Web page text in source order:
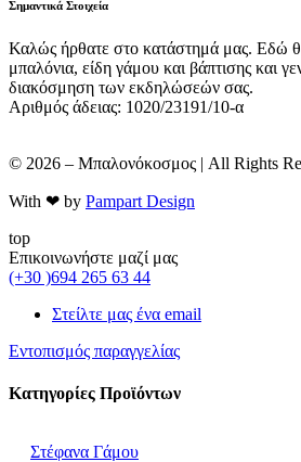
Σημαντικά Στοιχεία
Καλώς ήρθατε στο κατάστημά μας. Εδώ
μπαλόνια, είδη γάμου και βάπτισης και
διακόσμηση των εκδηλώσεών σας.
Αριθμός άδειας: 1020/23191/10-α
© 2026 – Μπαλονόκοσμος | All Rights
With ❤ by Pampart Design
top
Επικοινωνήστε μαζί μας
(+30 )694 265 63 44
Στείλτε μας ένα email
Εντοπισμός παραγγελίας
Κατηγορίες Προϊόντων
Στέφανα Γάμου